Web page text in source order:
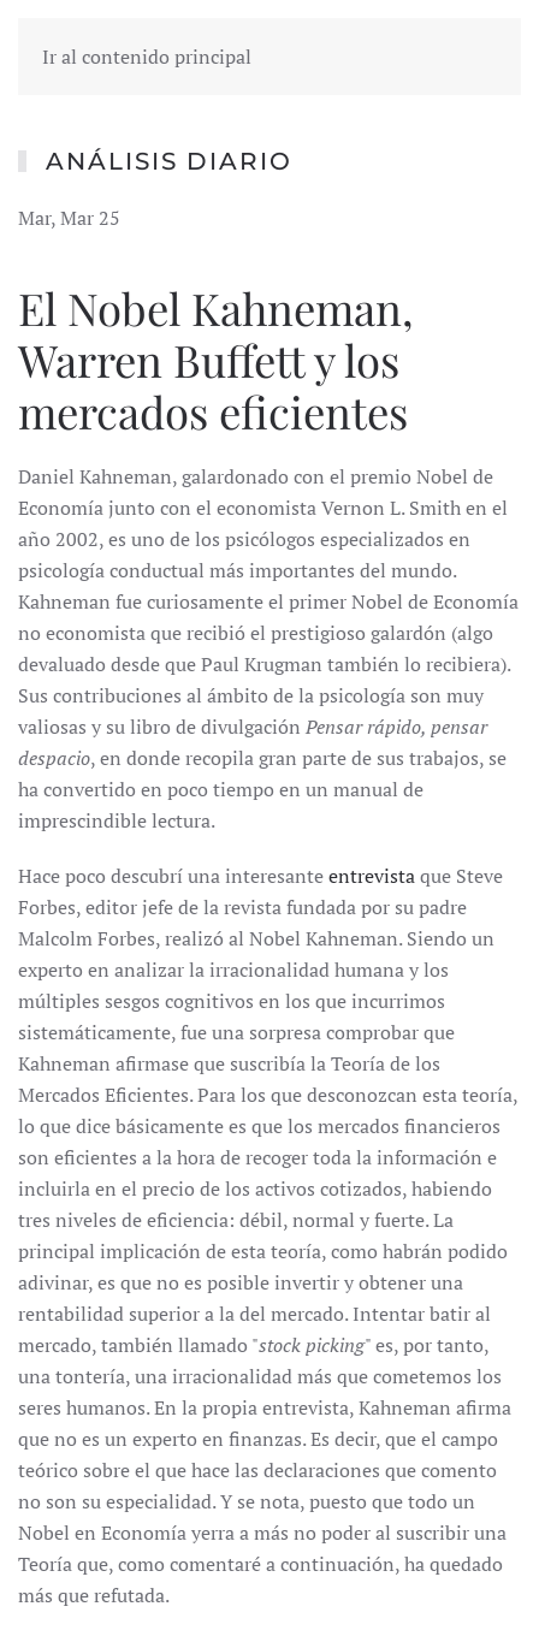
Ir al contenido principal
ANÁLISIS DIARIO
Mar, Mar 25
El Nobel Kahneman,
Warren Buffett y los
mercados eficientes
Daniel Kahneman, galardonado con el premio Nobel de
Economía junto con el economista Vernon L. Smith en el
año 2002, es uno de los psicólogos especializados en
psicología conductual más importantes del mundo.
Kahneman fue curiosamente el primer Nobel de Economía
no economista que recibió el prestigioso galardón (algo
devaluado desde que Paul Krugman también lo recibiera).
Sus contribuciones al ámbito de la psicología son muy
valiosas y su libro de divulgación Pensar rápido, pensar
despacio, en donde recopila gran parte de sus trabajos, se
ha convertido en poco tiempo en un manual de
imprescindible lectura.
Hace poco descubrí una interesanteentrevistaque Steve
Forbes, editor jefe de la revista fundada por su padre
Malcolm Forbes, realizó al Nobel Kahneman. Siendo un
experto en analizar la irracionalidad humana y los
múltiples sesgos cognitivos en los que incurrimos
sistemáticamente, fue una sorpresa comprobar que
Kahneman afirmase que suscribía la Teoría de los
Mercados Eficientes. Para los que desconozcan esta teoría,
lo que dice básicamente es que los mercados financieros
son eficientes a la hora de recoger toda la información e
incluirla en el precio de los activos cotizados, habiendo
tres niveles de eficiencia: débil, normal y fuerte. La
principal implicación de esta teoría, como habrán podido
adivinar, es que no es posible invertir y obtener una
rentabilidad superior a la del mercado. Intentar batir al
mercado, también llamado "stock picking" es, por tanto,
una tontería, una irracionalidad más que cometemos los
seres humanos. En la propia entrevista, Kahneman afirma
que no es un experto en finanzas. Es decir, que el campo
teórico sobre el que hace las declaraciones que comento
no son su especialidad. Y se nota, puesto que todo un
Nobel en Economía yerra a más no poder al suscribir una
Teoría que, como comentaré a continuación, ha quedado
más que refutada.